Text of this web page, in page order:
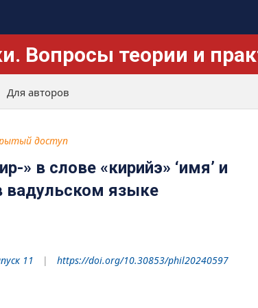
Вопросы теории и
Для авторов
доступ
» в слове «кирийэ» ‘имя’ и
вадульском языке
11 https://doi.org/10.30853/phil20240597